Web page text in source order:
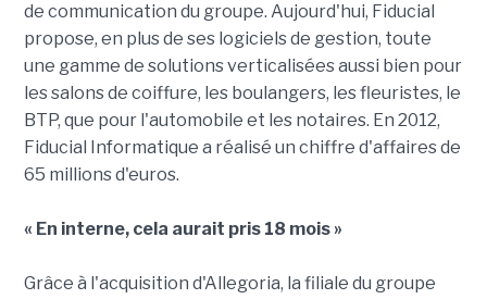
de communication du groupe. Aujourd'hui, Fiducial
propose, en plus de ses logiciels de gestion, toute
une gamme de solutions verticalisées aussi bien pour
les salons de coiffure, les boulangers, les fleuristes, le
BTP, que pour l'automobile et les notaires. En 2012,
Fiducial Informatique a réalisé un chiffre d'affaires de
65 millions d'euros.
« En interne, cela aurait pris 18 mois »
Grâce à l'acquisition d'Allegoria, la filiale du groupe